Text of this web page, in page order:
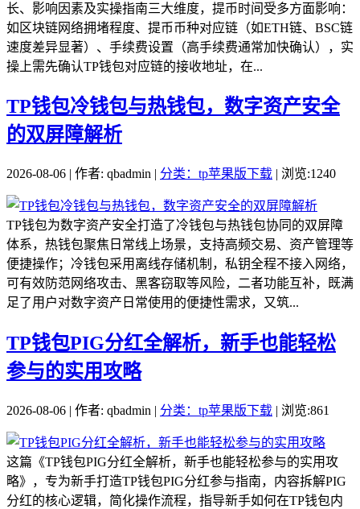
长、影响因素及实操指南三大维度，提币时间受多方面影响：
如区块链网络拥堵程度、提币币种对应链（如ETH链、BSC链
速度差异显著）、手续费设置（高手续费通常加快确认），实
操上需先确认TP钱包对应链的接收地址，在...
TP钱包冷钱包与热钱包，数字资产安全
的双屏障解析
2026-08-06 | 作者: qbadmin | 分类：tp苹果版下载 | 浏览:1240
TP钱包为数字资产安全打造了冷钱包与热钱包协同的双屏障
体系，热钱包聚焦日常线上场景，支持高频交易、资产管理等
便捷操作；冷钱包采用离线存储机制，私钥全程不接入网络，
可有效防范网络攻击、黑客窃取等风险，二者功能互补，既满
足了用户对数字资产日常使用的便捷性需求，又筑...
TP钱包PIG分红全解析，新手也能轻松
参与的实用攻略
2026-08-06 | 作者: qbadmin | 分类：tp苹果版下载 | 浏览:861
这篇《TP钱包PIG分红全解析，新手也能轻松参与的实用攻
略》，专为新手打造TP钱包PIG分红参与指南，内容拆解PIG
分红的核心逻辑，简化操作流程，指导新手如何在TP钱包内